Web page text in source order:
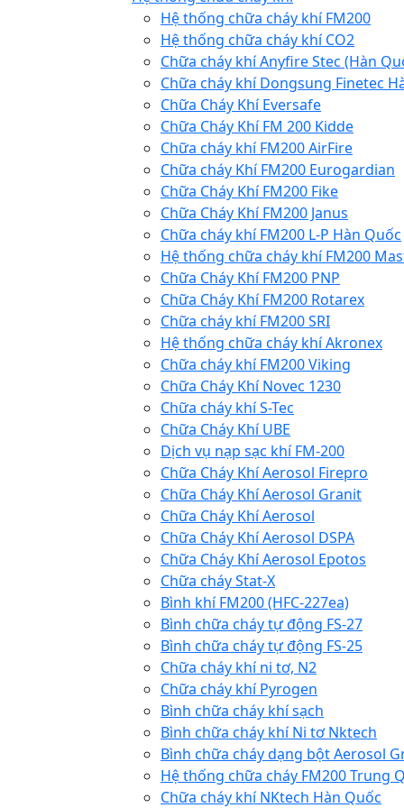
Hệ thống chữa cháy khí FM200
Hệ thống chữa cháy khí CO2
Chữa cháy khí Anyfire Stec (Hàn
Chữa cháy khí Dongsung Finetec
Chữa Cháy Khí Eversafe
Chữa Cháy Khí FM 200 Kidde
Chữa cháy khí FM200 AirFire
Chữa cháy Khí FM200 Eurogardian
Chữa Cháy Khí FM200 Fike
Chữa Cháy Khí FM200 Janus
Chữa cháy khí FM200 L-P Hàn Quốc
Hệ thống chữa cháy khí FM200
Chữa Cháy Khí FM200 PNP
Chữa Cháy Khí FM200 Rotarex
Chữa cháy khí FM200 SRI
Hệ thống chữa cháy khí Akronex
Chữa cháy khí FM200 Viking
Chữa Cháy Khí Novec 1230
Chữa cháy khí S-Tec
Chữa Cháy Khí UBE
Dịch vụ nạp sạc khí FM-200
Chữa Cháy Khí Aerosol Firepro
Chữa Cháy Khí Aerosol Granit
Chữa Cháy Khí Aerosol
Chữa Cháy Khí Aerosol DSPA
Chữa Cháy Khí Aerosol Epotos
Chữa cháy Stat-X
Bình khí FM200 (HFC-227ea)
Bình chữa cháy tự động FS-27
Bình chữa cháy tự động FS-25
Chữa cháy khí ni tơ, N2
Chữa cháy khí Pyrogen
Bình chữa cháy khí sạch
Bình chữa cháy khí Ni tơ Nktech
Bình chữa cháy dạng bột Aerosol
Hệ thống chữa cháy FM200 Trung
Chữa cháy khí NKtech Hàn Quốc